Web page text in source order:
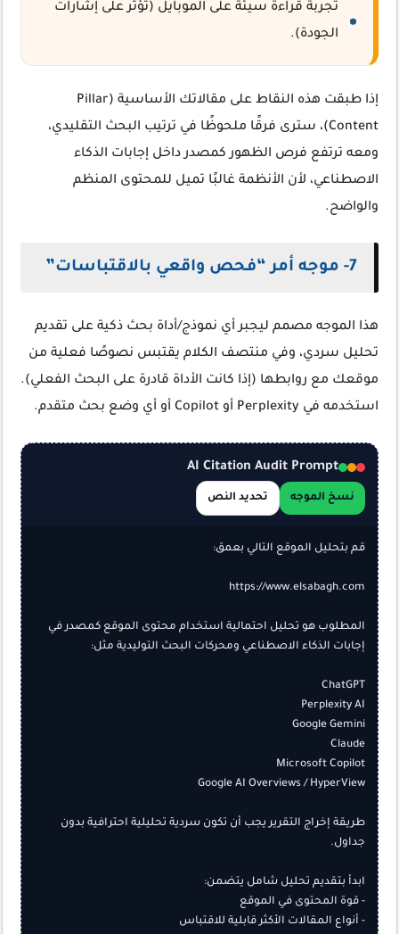
تجربة قراءة سيئة على الموبايل (تؤثر على إشارات
الجودة).
إذا طبقت هذه النقاط على مقالاتك الأساسية (Pillar
Content)، سترى فرقًا ملحوظًا في ترتيب البحث التقليدي،
ومعه ترتفع فرص الظهور كمصدر داخل إجابات الذكاء
الاصطناعي، لأن الأنظمة غالبًا تميل للمحتوى المنظم
والواضح.
7- موجه أمر “فحص واقعي بالاقتباسات”
هذا الموجه مصمم ليجبر أي نموذج/أداة بحث ذكية على تقديم
تحليل سردي، وفي منتصف الكلام يقتبس نصوصًا فعلية من
موقعك مع روابطها (إذا كانت الأداة قادرة على البحث الفعلي).
استخدمه في Perplexity أو Copilot أو أي وضع بحث متقدم.
AI Citation Audit Prompt
نسخ الموجه تحديد النص